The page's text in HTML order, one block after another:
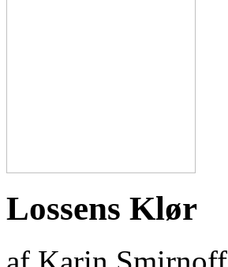
Lossens Klør